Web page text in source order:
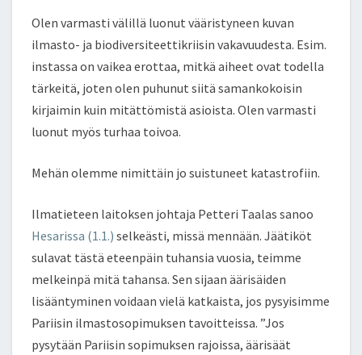
Olen varmasti välillä luonut vääristyneen kuvan
ilmasto- ja biodiversiteettikriisin vakavuudesta. Esim.
instassa on vaikea erottaa, mitkä aiheet ovat todella
tärkeitä, joten olen puhunut siitä samankokoisin
kirjaimin kuin mitättömistä asioista. Olen varmasti
luonut myös turhaa toivoa.
Mehän olemme nimittäin jo suistuneet katastrofiin.
Ilmatieteen laitoksen johtaja Petteri Taalas sanoo
Hesarissa (1.1.) selkeästi, missä mennään. Jäätiköt
sulavat tästä eteenpäin tuhansia vuosia, teimme
melkeinpä mitä tahansa. Sen sijaan äärisäiden
lisääntyminen voidaan vielä katkaista, jos pysyisimme
Pariisin ilmastosopimuksen tavoitteissa. ”Jos
pysytään Pariisin sopimuksen rajoissa, äärisäät